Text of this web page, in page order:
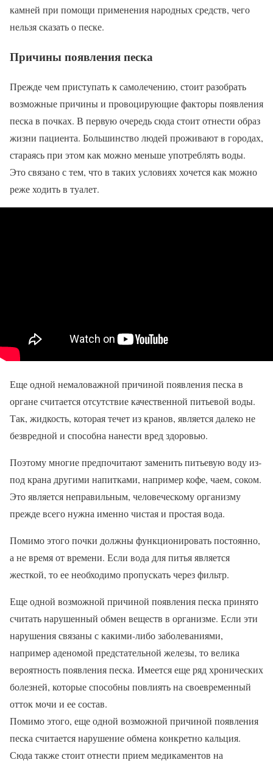
камней при помощи применения народных средств, чего
нельзя сказать о песке.
Причины появления песка
Прежде чем приступать к самолечению, стоит разобрать
возможные причины и провоцирующие факторы появления
песка в почках. В первую очередь сюда стоит отнести образ
жизни пациента. Большинство людей проживают в городах,
стараясь при этом как можно меньше употреблять воды.
Это связано с тем, что в таких условиях хочется как можно
реже ходить в туалет.
Еще одной немаловажной причиной появления песка в
органе считается отсутствие качественной питьевой воды.
Так, жидкость, которая течет из кранов, является далеко не
безвредной и способна нанести вред здоровью.
Поэтому многие предпочитают заменить питьевую воду из-
под крана другими напитками, например кофе, чаем, соком.
Это является неправильным, человеческому организму
прежде всего нужна именно чистая и простая вода.
Помимо этого почки должны функционировать постоянно,
а не время от времени. Если вода для питья является
жесткой, то ее необходимо пропускать через фильтр.
Еще одной возможной причиной появления песка принято
считать нарушенный обмен веществ в организме. Если эти
нарушения связаны с какими-либо заболеваниями,
например аденомой предстательной железы, то велика
вероятность появления песка. Имеется еще ряд хронических
болезней, которые способны повлиять на своевременный
отток мочи и ее состав.
Помимо этого, еще одной возможной причиной появления
песка считается нарушение обмена конкретно кальция.
Сюда также стоит отнести прием медикаментов на